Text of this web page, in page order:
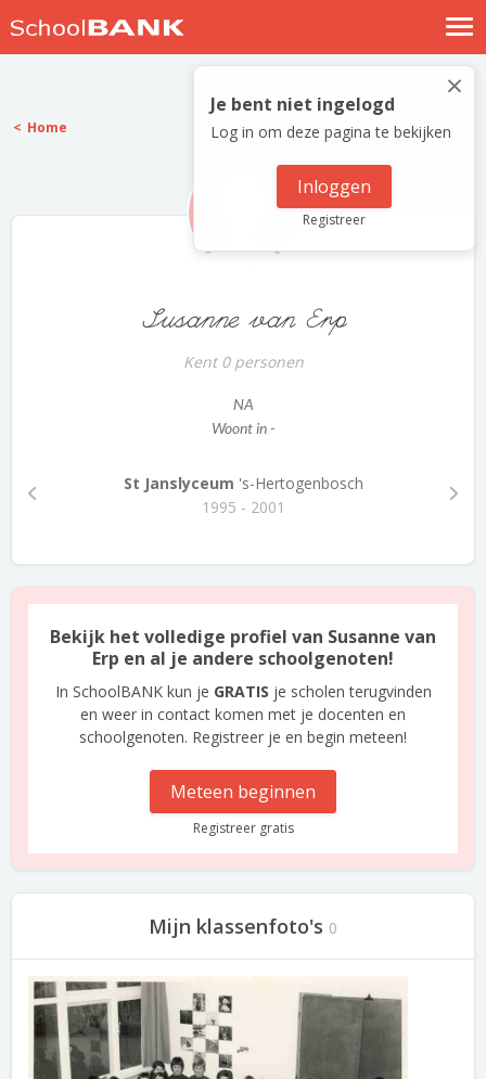
Nostalgische verhalen
Log in
Meld je gratis aan
×
Je bent niet ingelogd
Log in om deze pagina te bekijken
Inloggen
Registreer
Home
Susanne van Erp
Kent 0 personen
NA
Woont in -
St Janslyceum 's-Hertogenbosch
1995 - 2001
Bekijk het volledige profiel van Susanne van
Erp en al je andere schoolgenoten!
In SchoolBANK kun je GRATIS je scholen terugvinden
en weer in contact komen met je docenten en
schoolgenoten. Registreer je en begin meteen!
Meteen beginnen
Registreer gratis
Mijn klassenfoto's 0